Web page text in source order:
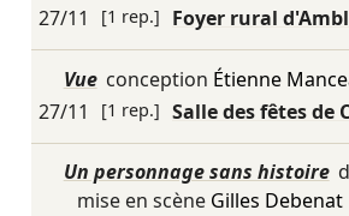
27/11
[1 rep.] Foyer rural
Vue conception Étienne
27/11
[1 rep.] Salle des fêtes de
Un personnage sans histoire
mise en scène Gilles Debenat